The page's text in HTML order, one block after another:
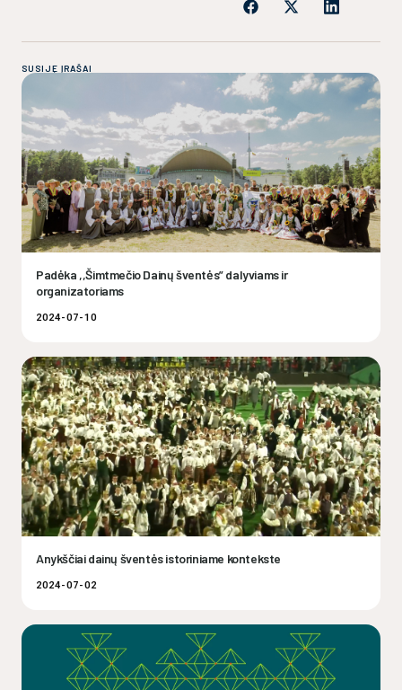
SUSIJĘ ĮRAŠAI
Padėka ,,Šimtmečio Dainų šventės” dalyviams ir
organizatoriams
2024-07-10
Anykščiai dainų šventės istoriniame kontekste
2024-07-02